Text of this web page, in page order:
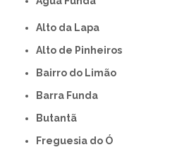
Alto da Lapa
Alto de Pinheiros
Bairro do Limão
Barra Funda
Butantã
Freguesia do Ó